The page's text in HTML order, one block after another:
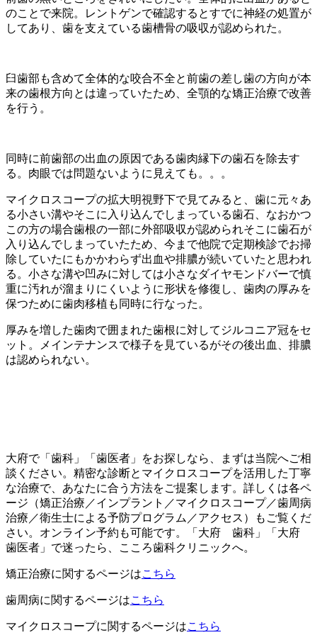
のことで来院。レントゲンで確認するとすでに神経の処置が
してあり、歯を支えている歯槽骨の吸収が認められた。
臼歯部も含めて全体的な咬合不全と前歯の差し歯の方向が本
来の歯根方向とは違っていたため、全顎的な矯正治療で改善
を行う。
同時に前歯部の出血の原因である歯肉縁下の歯石を除去す
る。肉眼では問題ないように見えても。。。
マイクロスコープの拡大明視野下で見てみると、歯に元々あ
る小さい溝やそこに入り込んでしまっている歯石、なおかつ
この方の場合歯根の一部に外部吸収が認められそこに歯石が
入り込んでしまっていたため、今まで他院で定期検診でお掃
除していたにもかかわらず出血や排膿が続いていたと思われ
る。小さな溝や凹みに対しては小さなダイヤモンドバーで慎
重に汚れが溜まりにくいように形状を修復し、歯肉の厚みを
保つために歯肉移植も同時に行なった。
厚みを増した歯肉で囲まれた歯根に対してジルコニア冠をセ
ット。メインテナンスで様子を見ているがその後出血、排膿
は認められない。
大府で「歯科」「歯医者」をお探しなら、まずは当院へご相
談ください。精密な診断とマイクロスコープを活用した丁寧
な治療で、あなたに合う方法をご提案します。詳しくは各ペ
ージ（矯正治療／インプラント／マイクロスコープ／歯周病
治療／衛生士による予防プログラム／アクセス）もご覧くだ
さい。オンライン予約も可能です。「大府 歯科」「大府
歯医者」で迷ったら、こころ歯科クリニックへ。
矯正治療に関するページはこちら
歯周病に関するページはこちら
マイクロスコープに関するページはこちら